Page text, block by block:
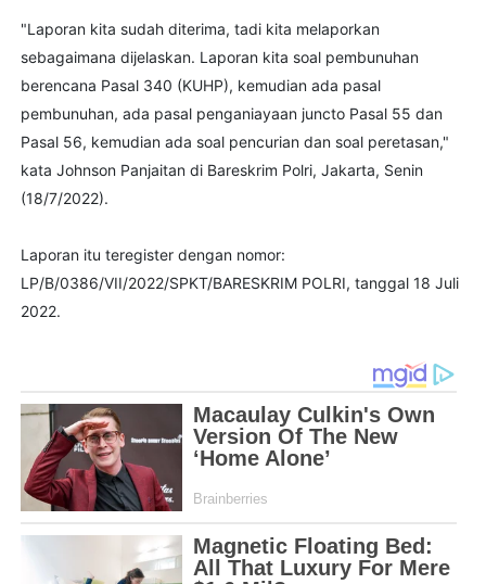
"Laporan kita sudah diterima, tadi kita melaporkan
sebagaimana dijelaskan. Laporan kita soal pembunuhan
berencana Pasal 340 (KUHP), kemudian ada pasal
pembunuhan, ada pasal penganiayaan juncto Pasal 55 dan
Pasal 56, kemudian ada soal pencurian dan soal peretasan,"
kata Johnson Panjaitan di Bareskrim Polri, Jakarta, Senin
(18/7/2022).
Laporan itu teregister dengan nomor:
LP/B/0386/VII/2022/SPKT/BARESKRIM POLRI, tanggal 18 Juli
2022.